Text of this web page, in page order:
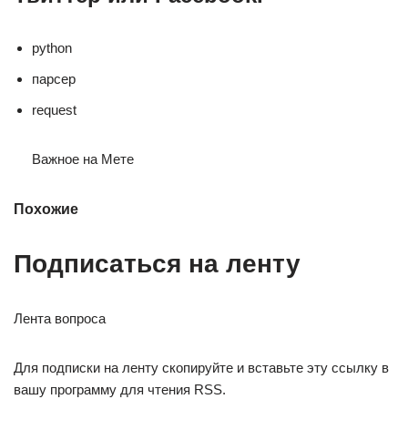
python
парсер
request
Важное на Мете
Похожие
Подписаться на ленту
Лента вопроса
Для подписки на ленту скопируйте и вставьте эту ссылку в
вашу программу для чтения RSS.